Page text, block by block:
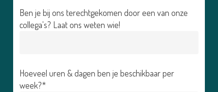
Ben je bij ons terechtgekomen door een van onze
collega's? Laat ons weten wie!
Hoeveel uren & dagen ben je beschikbaar per
week?*